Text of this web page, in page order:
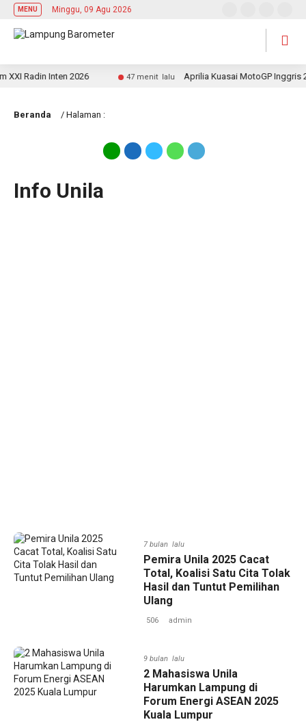
MENU Minggu, 09 Agu 2026
Radin Inten 2026 47 menit lalu Aprilia Kuasai MotoGP Inggris
Beranda / Halaman :
Info Unila
7 bulan lalu
‎Pemira Unila 2025 Cacat
Total, Koalisi Satu Cita Tolak
Hasil dan Tuntut Pemilihan
Ulang ‎
506 admin
9 bulan lalu
‎2 Mahasiswa Unila
Harumkan Lampung di
Forum Energi ASEAN 2025
Kuala Lumpur